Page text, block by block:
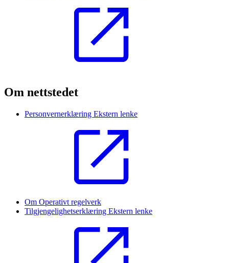
Om nettstedet
Personvernerklæring Ekstern lenke
Om Operativt regelverk
Tilgjengelighetserklæring Ekstern lenke